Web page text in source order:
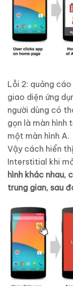
Lỗi 2: quảng
giao diện ứng
người dùng có
gọn là màn hình
một màn hình A.
Vậy cách hiển
Interstitial khi
hình khác nhau,
trung gian, sau